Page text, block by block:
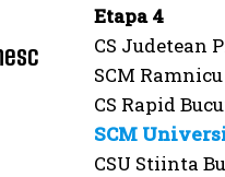
Etapa 4
CS Judetean
SCM
CS Rapid
SCM
CSU Stiinta